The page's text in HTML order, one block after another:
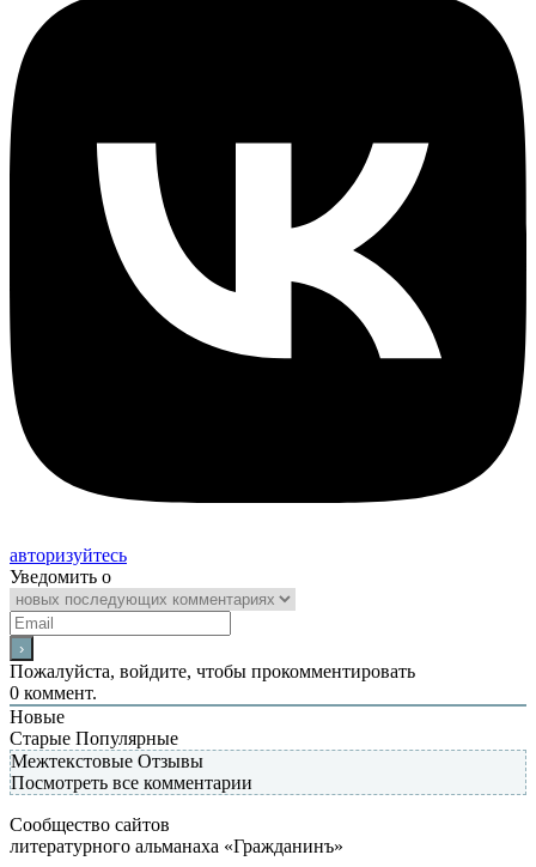
авторизуйтесь
Уведомить о
Пожалуйста, войдите, чтобы прокомментировать
0 коммент.
Новые
Старые Популярные
Межтекстовые Отзывы
Посмотреть все комментарии
Сообщество сайтов
литературного альманаха «Гражданинъ»